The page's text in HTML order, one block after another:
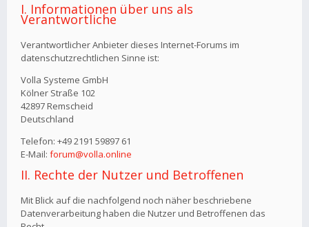
I. Informationen über uns als
Verantwortliche
Verantwortlicher Anbieter dieses Internet-Forums im
datenschutzrechtlichen Sinne ist:
Volla Systeme GmbH
Kölner Straße 102
42897 Remscheid
Deutschland
Telefon: +49 2191 59897 61
E-Mail: forum@volla.online
II. Rechte der Nutzer und Betroffenen
Mit Blick auf die nachfolgend noch näher beschriebene
Datenverarbeitung haben die Nutzer und Betroffenen das